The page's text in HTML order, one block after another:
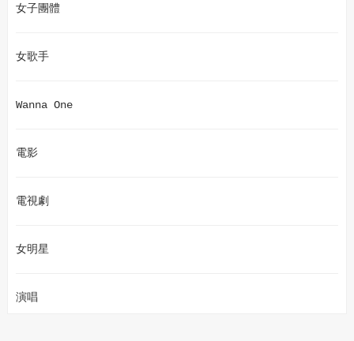
女子團體
女歌手
Wanna One
電影
電視劇
女明星
演唱